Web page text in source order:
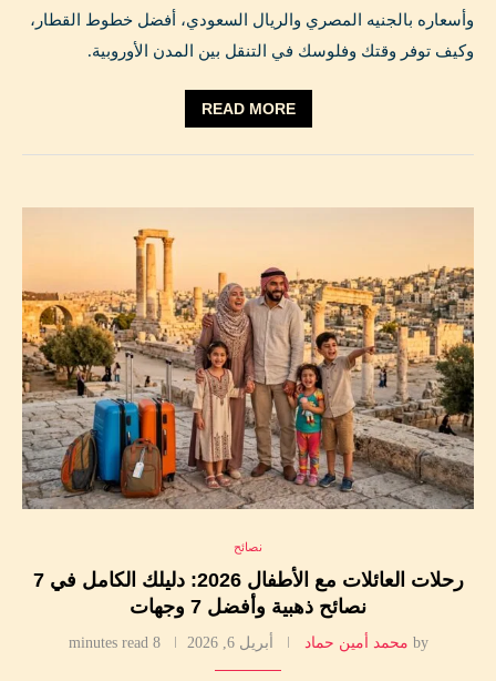
وأسعاره بالجنيه المصري والريال السعودي، أفضل خطوط القطار،
وكيف توفر وقتك وفلوسك في التنقل بين المدن الأوروبية.
READ MORE
نصائح
رحلات العائلات مع الأطفال 2026: دليلك الكامل في 7
نصائح ذهبية وأفضل 7 وجهات
by محمد أمين حماد أبريل 6, 2026 8 minutes read